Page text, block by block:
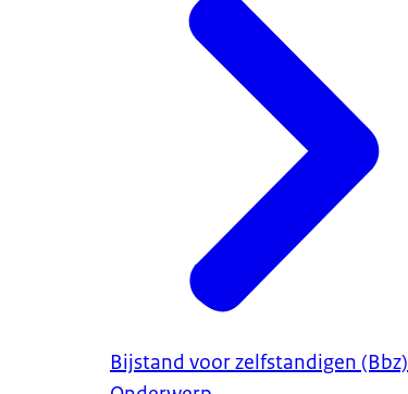
Bijstand voor zelfstandigen (Bbz)